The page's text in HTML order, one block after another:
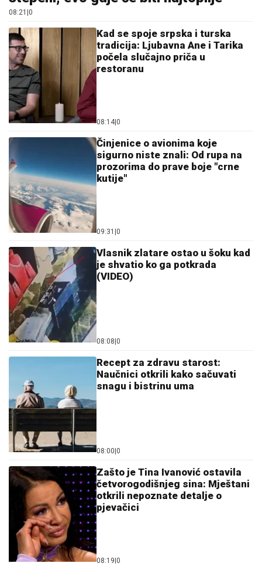
08:21 0
Kad se spoje srpska i turska
tradicija: Ljubavna Ane i Tarika
počela slučajno priča u
restoranu
08:14 0
Činjenice o avionima koje
sigurno niste znali: Od rupa na
prozorima do prave boje "crne
kutije"
09:31 0
Vlasnik zlatare ostao u šoku kad
je shvatio ko ga potkrada
(VIDEO)
08:08 0
Recept za zdravu starost:
Naučnici otkrili kako sačuvati
snagu i bistrinu uma
08:00 0
Zašto je Tina Ivanović ostavila
četvorogodišnjeg sina: Mještani
otkrili nepoznate detalje o
pjevačici
08:19 0